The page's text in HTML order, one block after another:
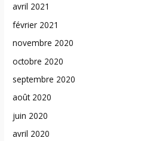
avril 2021
février 2021
novembre 2020
octobre 2020
septembre 2020
août 2020
juin 2020
avril 2020